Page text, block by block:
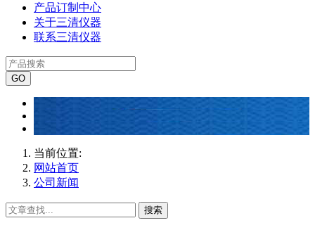
产品订制中心
关于三清仪器
联系三清仪器
当前位置:
网站首页
公司新闻
搜索